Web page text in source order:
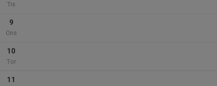
Tis
9
Ons
10
Tor
11